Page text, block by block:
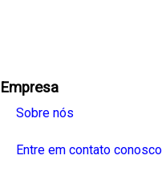
Empresa
Sobre nós
Entre em contato conosco